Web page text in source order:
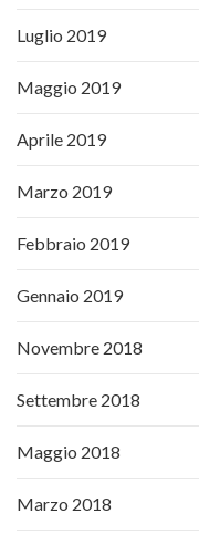
Luglio 2019
Maggio 2019
Aprile 2019
Marzo 2019
Febbraio 2019
Gennaio 2019
Novembre 2018
Settembre 2018
Maggio 2018
Marzo 2018